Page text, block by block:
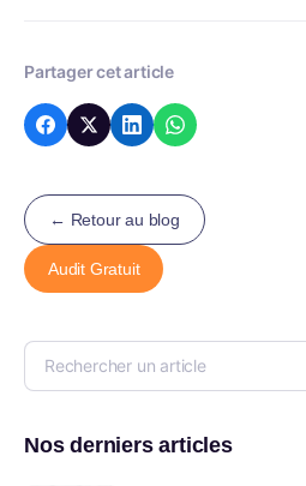
Partager cet article
← Retour au blog
Audit Gratuit
Nos derniers articles